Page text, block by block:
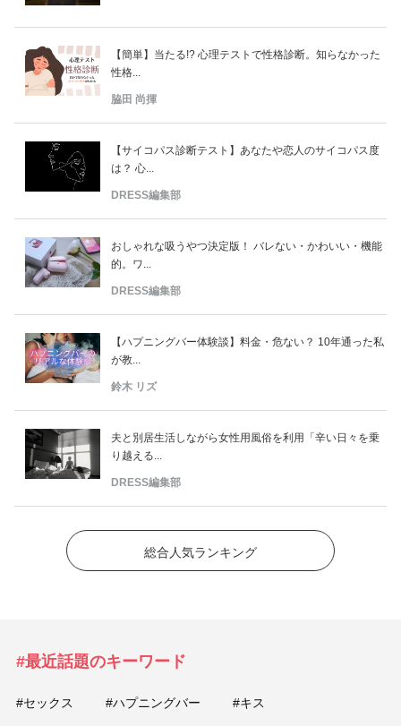
【簡単】当たる!? 心理テストで性格診断。知らなかった
性格...
脇田 尚揮
【サイコパス診断テスト】あなたや恋人のサイコパス度
は？ 心...
DRESS編集部
おしゃれな吸うやつ決定版！ バレない・かわいい・機能
的。ワ...
DRESS編集部
【ハプニングバー体験談】料金・危ない？ 10年通った私
が教...
鈴木 リズ
夫と別居生活しながら女性用風俗を利用「辛い日々を乗
り越える...
DRESS編集部
総合人気ランキング
#最近話題のキーワード
#セックス #ハプニングバー #キス